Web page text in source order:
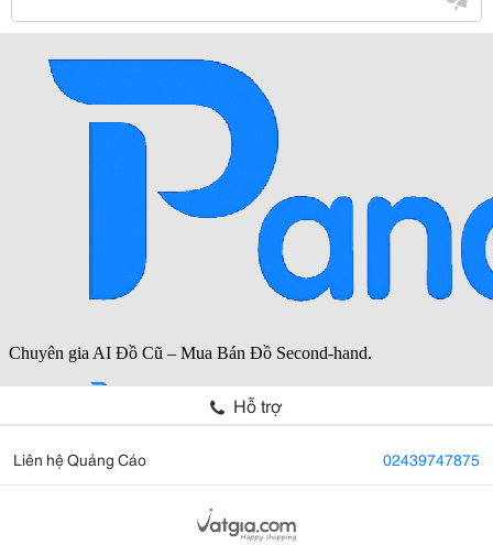
Hỗ trợ
Liên hệ Quảng Cáo 02439747875